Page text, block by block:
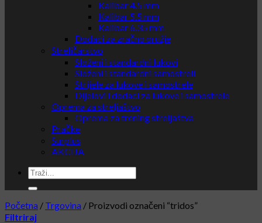
Kalibar 4.5 mm
Kalibar 5.5 mm
Kalibar 6.35 mm
Dodaci za zračno oružje
Streličarstvo
Složeni i standardni lukovi
Složeni i standardni samostreli
Strijele za lukove i samostrele
Dijelovi i dodaci za lukove i samostrele
Oprema za streljaštvo
Oprema za trening streljaštva
Pračke
Surplus
AKCIJA
Početna / Trgovina / Proizvodi označeni “tridos”
Filtriraj